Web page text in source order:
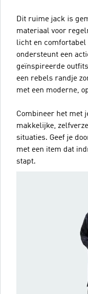
Dit ruime jack is
materiaal voor
licht en
ondersteunt een
geïnspireerde
een rebels randje
met een moderne,
Combineer het met
makkelijke,
situaties. Geef je
met een item dat
stapt.